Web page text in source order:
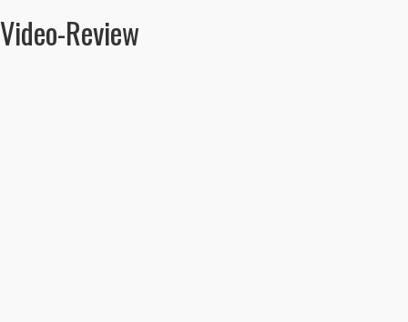
Video-Review